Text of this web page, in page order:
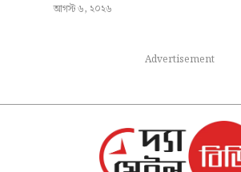
আগস্ট ৬, ২০২৬
Advertisement